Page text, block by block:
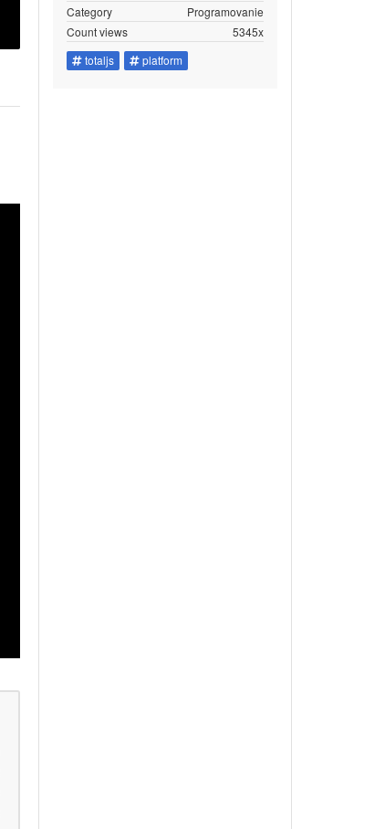
Category
Programovanie
Count views
5345x
totaljs
platform